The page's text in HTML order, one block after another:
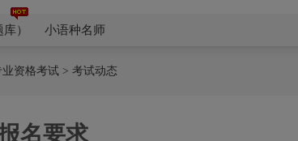
【核心词汇＋历年真题＋题库】
） 小语种名师
资格考试 > 考试动态
名要求